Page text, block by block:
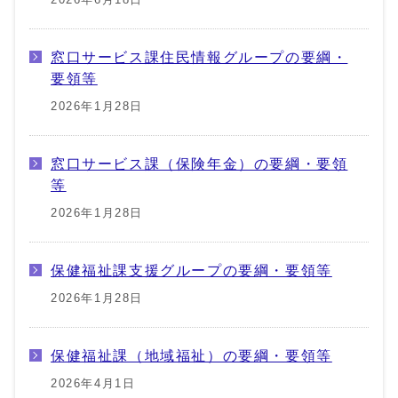
窓口サービス課住民情報グループの要綱・
要領等
2026年1月28日
窓口サービス課（保険年金）の要綱・要領
等
2026年1月28日
保健福祉課支援グループの要綱・要領等
2026年1月28日
保健福祉課（地域福祉）の要綱・要領等
2026年4月1日